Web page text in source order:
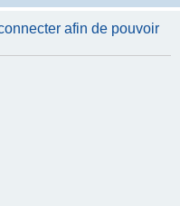
h
afin de pouvoir